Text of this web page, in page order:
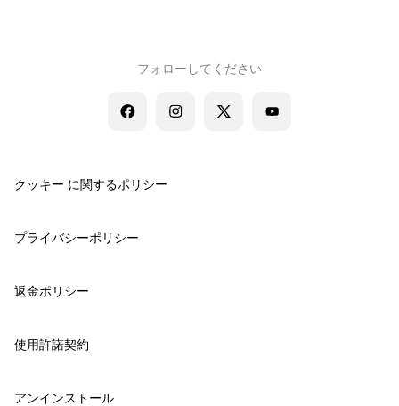
クッキー に関するポリシー
プライバシーポリシー
返金ポリシー
使用許諾契約
アンインストール
フォローしてください